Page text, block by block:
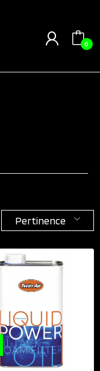
0
Pertinence